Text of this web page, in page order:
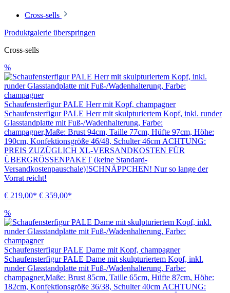
Cross-sells
Produktgalerie überspringen
Cross-sells
%
Schaufensterfigur PALE Herr mit Kopf, champagner
Schaufensterfigur PALE Herr mit skulpturiertem Kopf, inkl. runder
Glasstandplatte mit Fuß-/Wadenhalterung, Farbe:
champagner,Maße: Brust 94cm, Taille 77cm, Hüfte 97cm, Höhe:
190cm, Konfektionsgröße 46/48, Schulter 46cm ACHTUNG:
PREIS ZUZÜGLICH XL-VERSANDKOSTEN FÜR
ÜBERGRÖSSENPAKET (keine Standard-
Versandkostenpauschale)!SCHNÄPPCHEN! Nur so lange der
Vorrat reicht!
€ 219,00* € 359,00*
%
Schaufensterfigur PALE Dame mit Kopf, champagner
Schaufensterfigur PALE Dame mit skulpturiertem Kopf, inkl.
runder Glasstandplatte mit Fuß-/Wadenhalterung, Farbe:
champagner,Maße: Brust 85cm, Taille 65cm, Hüfte 87cm, Höhe:
182cm, Konfektionsgröße 36/38, Schulter 40cm ACHTUNG: